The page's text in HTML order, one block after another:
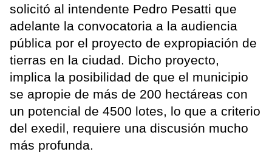
solicitó al intendente Pedro Pesatti que
adelante la convocatoria a la audiencia
pública por el proyecto de expropiación de
tierras en la ciudad. Dicho proyecto,
implica la posibilidad de que el municipio
se apropie de más de 200 hectáreas con
un potencial de 4500 lotes, lo que a criterio
del exedil, requiere una discusión mucho
más profunda.